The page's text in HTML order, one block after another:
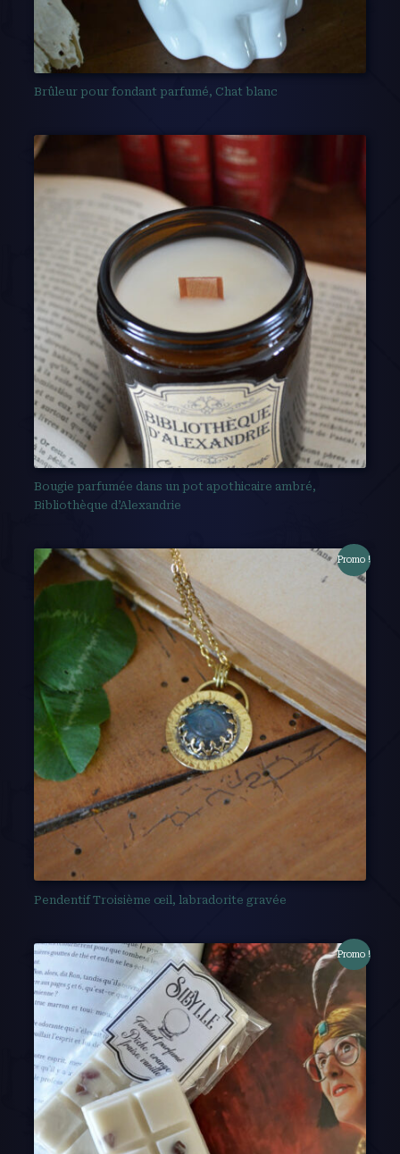
Brûleur pour fondant parfumé, Chat blanc
Bougie parfumée dans un pot apothicaire ambré,
Bibliothèque d’Alexandrie
Promo !
Pendentif Troisième œil, labradorite gravée
Promo !